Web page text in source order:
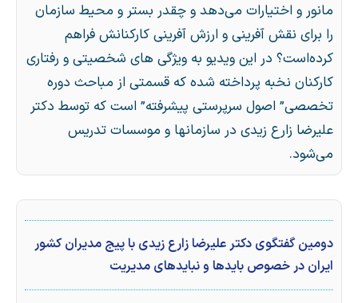
مانور و اختیارات می‌دهد و چقدر بستر و محیط سازمان
را برای نقش آفرینی و ارزش آفرینی کارکنانش فراهم
کرده‌است؟ در این ویدیو به ویژگی های شخصیتی و رفتاری
کارکنان نخبه پرداخته شده که قسمتی از مباحث دوره
تخصصی” اصول سرپرستی پیشرفته” است که توسط دکتر
علیرضا زارع زیدی در سازمانها و موسسات تدریس
می‌شود.
دومین گفتگوی دکتر علیرضا زارع زیدی با پیج مدیران کشور
ایران در خصوص بایدها و نبایدهای مدیریت